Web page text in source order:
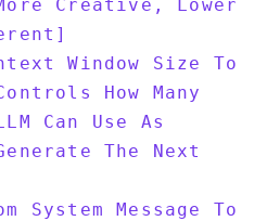
Creative, Lower
Window Size To
How Many
Can Use As
The Next
System Message To